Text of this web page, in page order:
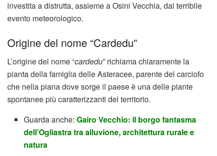
investita a distrutta, assieme a Osini Vecchia, dal terribile
evento meteorologico.
Origine del nome “Cardedu”
L’origine del nome “cardedu” richiama chiaramente la
pianta della famiglia delle Asteracee, parente del carciofo
che nella piana dove sorge il paese è una delle piante
spontanee più caratterizzanti del territorio.
Guarda anche:Gairo Vecchio: il borgo fantasma
dell’Ogliastra tra alluvione, architettura rurale e
natura